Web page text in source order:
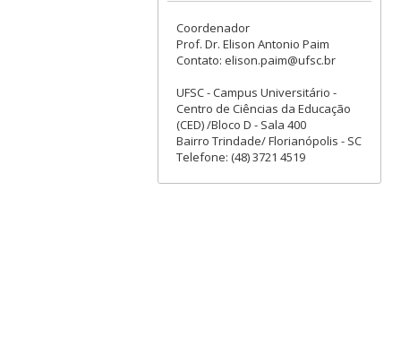
Coordenador
Prof. Dr. Elison Antonio Paim
Contato: elison.paim@ufsc.br
UFSC - Campus Universitário -
Centro de Ciências da Educação
(CED) /Bloco D - Sala 400
Bairro Trindade/ Florianópolis - SC
Telefone: (48) 3721 4519